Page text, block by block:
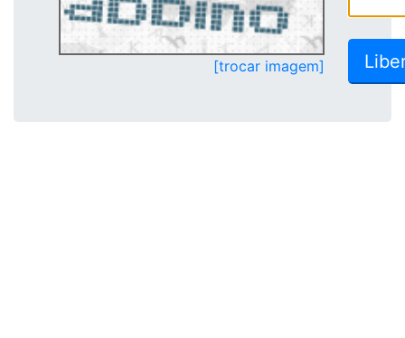
[trocar imagem]